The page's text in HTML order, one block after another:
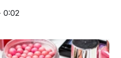
0:02